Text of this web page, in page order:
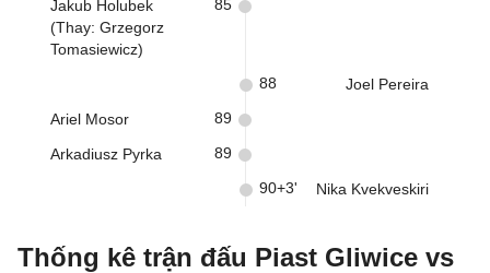
Jakub Holubek
(Thay: Grzegorz
Tomasiewicz)
85
Joel Pereira
88
Ariel Mosor 89
Arkadiusz Pyrka 89
Nika Kvekveskiri
90+3'
Thống kê trận đấu Piast Gliwice vs